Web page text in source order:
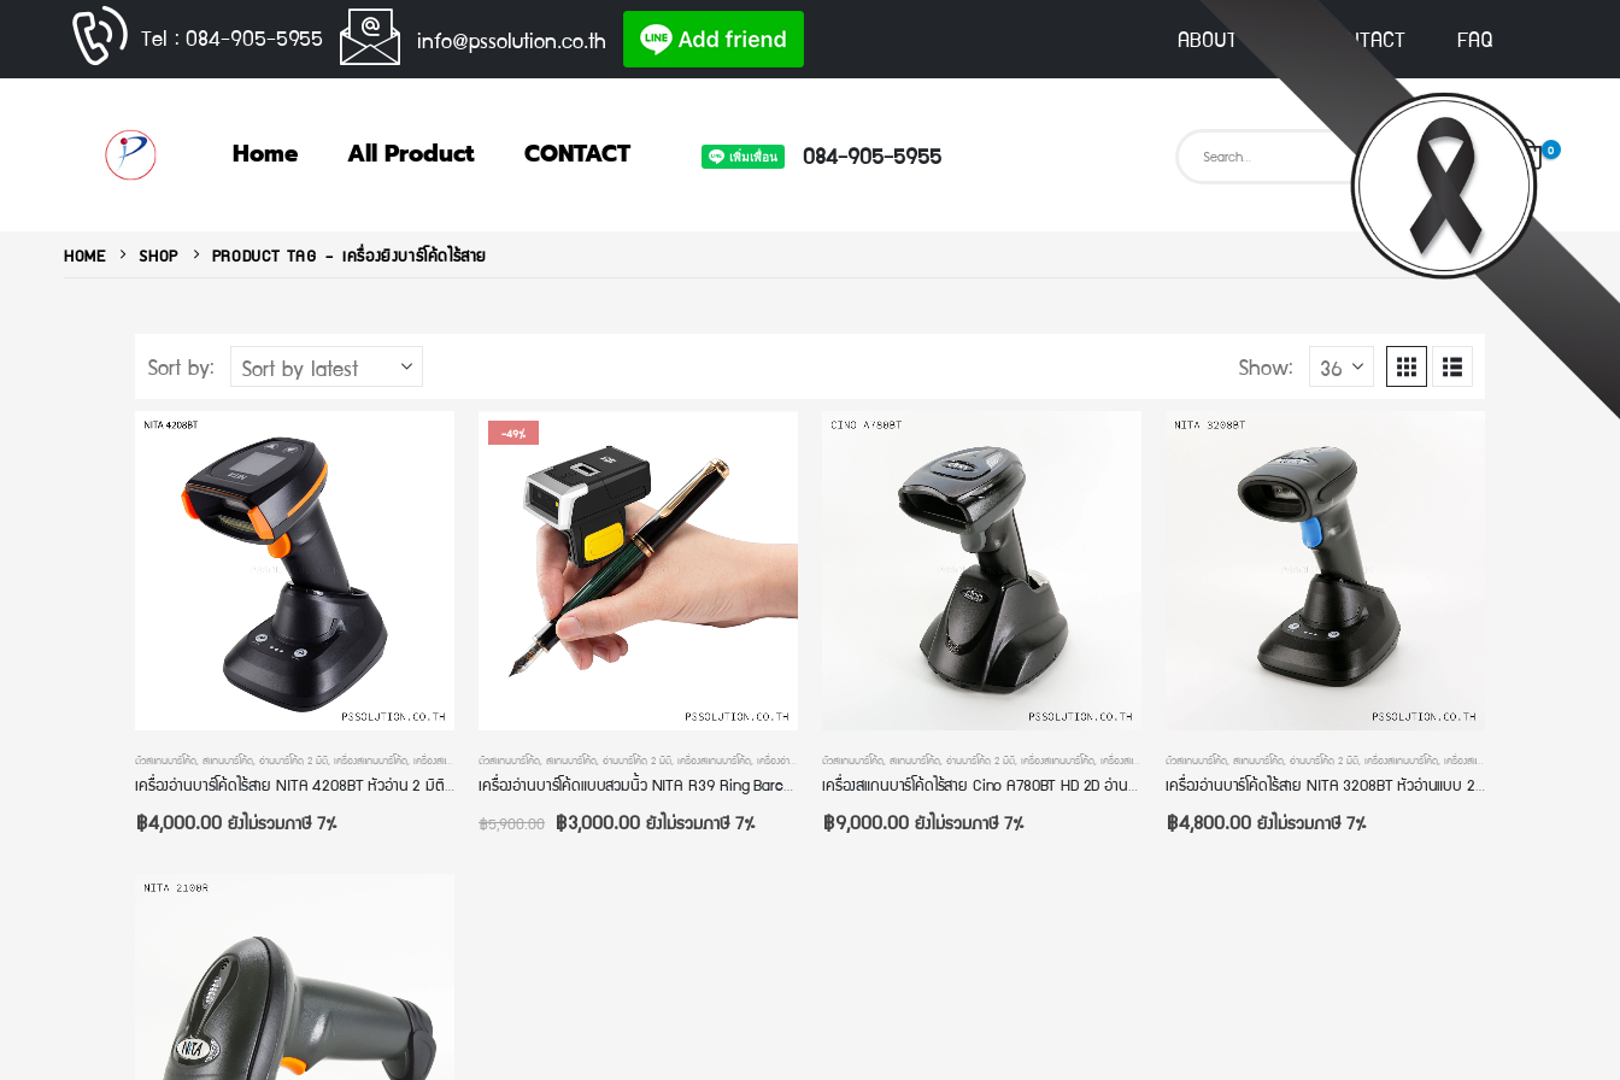
Tel : 084-905-5955 info@pssolution.co.th ABOUT US CONTACT FAQ
Home All Product CONTACT 084-905-5955 0
HOME SHOP PRODUCT TAG -เครื่องยิงบาร์โค้ดไร้สาย
Sort by: Show:
ตัวสแกนบาร์โค้ด,สแกนบาร์โค้ด,อ่านบาร์โค้ด 2 มิติ,เครื่องสแกนบาร์โค้ด,เครื่องสแกนบาร์โค้ดไร้สาย ,เครื่องอ่านบาร์โค้ด,เครื่องอ่านบาร์โค้ดมือถือ
เครื่องอ่านบาร์โค้ดไร้สาย NITA 4208BT หัวอ่าน 2 มิติ มีแท่นวางชาร์จ มีหน้าจอ มี Bluetooth มีโหมดสลับภาษาแบบออโต้ รับประกัน 2 ปี
฿4,000.00ยังไม่รวมภาษี 7%
-49%
ตัวสแกนบาร์โค้ด,สแกนบาร์โค้ด,อ่านบาร์โค้ด 2 มิติ,เครื่องสแกนบาร์โค้ด,เครื่องอ่านบาร์โค้ด ,เครื่องอ่านบาร์โค้ดมือถือ
เครื่องอ่านบาร์โค้ดแบบสวมนิ้ว NITA R39 Ring Barcode Scanner ระบบไร้สาย Bluetooth หัวอ่านแบบ 2 มิติ รับประกัน 2 ปี
฿5,900.00 ฿3,000.00ยังไม่รวมภาษี 7%
ตัวสแกนบาร์โค้ด,สแกนบาร์โค้ด,อ่านบาร์โค้ด 2 มิติ,เครื่องสแกนบาร์โค้ด,เครื่องสแกนบาร์โค้ดไร้สาย ,เครื่องอ่านบาร์โค้ด,เครื่องอ่านบาร์โค้ดมือถือ
เครื่องสแกนบาร์โค้ดไร้สาย Cino A780BT HD 2D อ่าน QR Code ภาษาไทยได้ มีโหมดสลับภาษา มีฐานวางชาร์จ อ่านบาร์โค้ดเร็ว รับประกัน 2 ปี
฿9,000.00ยังไม่รวมภาษี 7%
ตัวสแกนบาร์โค้ด,สแกนบาร์โค้ด,อ่านบาร์โค้ด 2 มิติ,เครื่องสแกนบาร์โค้ด,เครื่องสแกนบาร์โค้ดไร้สาย
เครื่องอ่านบาร์โค้ดไร้สาย NITA 3208BT หัวอ่านแบบ 2 มิติ มี Bluetooth มีฐานวางชาร์จ มีโหมดสลับภาษาแบบออโต้ รับประกัน 2 ปี
฿4,800.00ยังไม่รวมภาษี 7%